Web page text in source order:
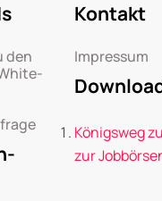
den
Kontakt
Impressum
Königsweg
zur